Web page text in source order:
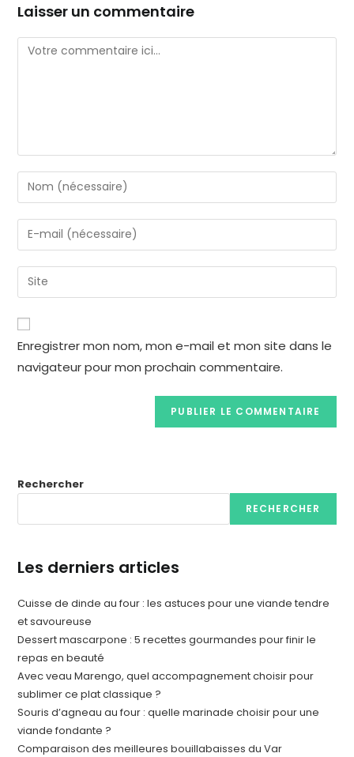
Laisser un commentaire
Enregistrer mon nom, mon e-mail et mon site dans le
navigateur pour mon prochain commentaire.
Rechercher
RECHERCHER
Les derniers articles
Cuisse de dinde au four : les astuces pour une viande tendre
et savoureuse
Dessert mascarpone : 5 recettes gourmandes pour finir le
repas en beauté
Avec veau Marengo, quel accompagnement choisir pour
sublimer ce plat classique ?
Souris d’agneau au four : quelle marinade choisir pour une
viande fondante ?
Comparaison des meilleures bouillabaisses du Var